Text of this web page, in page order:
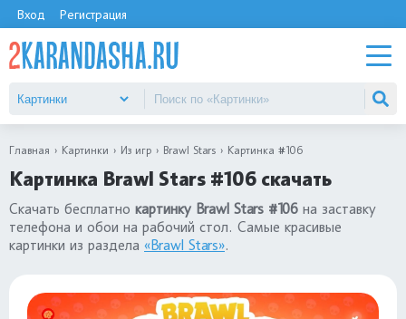
Вход Регистрация
Главная Картинки Из игр Brawl Stars Картинка #106
Картинка Brawl Stars #106 скачать
Скачать бесплатно картинку Brawl Stars #106 на заставку
телефона и обои на рабочий стол. Самые красивые
картинки из раздела «Brawl Stars».